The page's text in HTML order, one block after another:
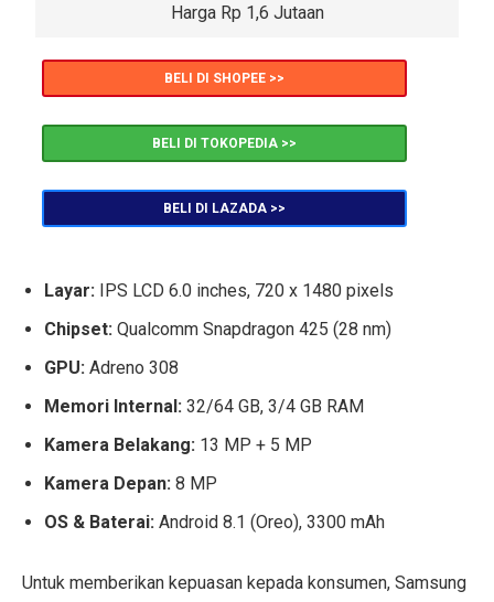
Harga Rp 1,6 Jutaan
BELI DI SHOPEE >>
BELI DI TOKOPEDIA >>
BELI DI LAZADA >>
Layar: IPS LCD 6.0 inches, 720 x 1480 pixels
Chipset: Qualcomm Snapdragon 425 (28 nm)
GPU: Adreno 308
Memori Internal: 32/64 GB, 3/4 GB RAM
Kamera Belakang: 13 MP + 5 MP
Kamera Depan: 8 MP
OS & Baterai: Android 8.1 (Oreo), 3300 mAh
Untuk memberikan kepuasan kepada konsumen, Samsung